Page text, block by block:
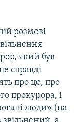
розмові
який був
справді
про це, про
прокурора, і
люди» (на